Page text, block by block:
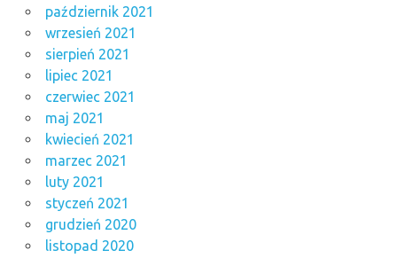
październik 2021
wrzesień 2021
sierpień 2021
lipiec 2021
czerwiec 2021
maj 2021
kwiecień 2021
marzec 2021
luty 2021
styczeń 2021
grudzień 2020
listopad 2020